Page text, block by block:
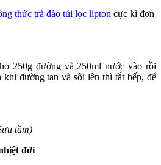
thức trà đào túi lọc lipton cực kì đơn
250g đường và 250ml nước vào rồi
đường tan và sôi lên thì tắt bếp, để
tầm)
đới